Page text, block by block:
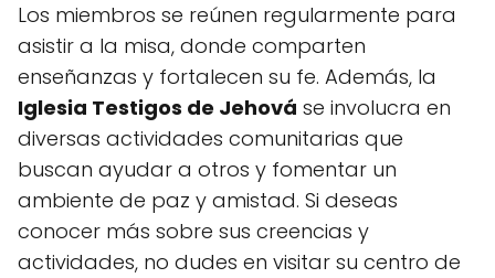
Los miembros se reúnen regularmente para
asistir a la misa, donde comparten
enseñanzas y fortalecen su fe. Además, la
Iglesia Testigos de Jehová se involucra en
diversas actividades comunitarias que
buscan ayudar a otros y fomentar un
ambiente de paz y amistad. Si deseas
conocer más sobre sus creencias y
actividades, no dudes en visitar su centro de